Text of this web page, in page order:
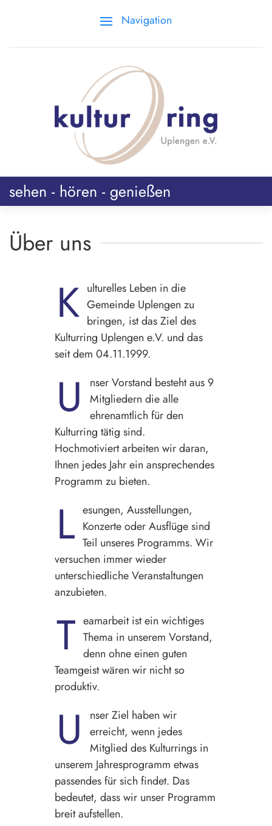
Navigation
sehen - hören - genießen
Über uns
K ulturelles Leben in die
Gemeinde Uplengen zu
bringen, ist das Ziel des
Kulturring Uplengen e.V. und das
seit dem 04.11.1999.
U
nser Vorstand besteht aus 9
Mitgliedern die alle
ehrenamtlich für den
Kulturring tätig sind.
Hochmotiviert arbeiten wir daran,
Ihnen jedes Jahr ein ansprechendes
Programm zu bieten.
L esungen, Ausstellungen,
Konzerte oder Ausflüge sind
Teil unseres Programms. Wir
versuchen immer wieder
unterschiedliche Veranstaltungen
anzubieten.
T eamarbeit ist ein wichtiges
Thema in unserem Vorstand,
denn ohne einen guten
Teamgeist wären wir nicht so
produktiv.
U
nser Ziel haben wir
erreicht, wenn jedes
Mitglied des Kulturrings in
unserem Jahresprogramm etwas
passendes für sich findet. Das
bedeutet, dass wir unser Programm
breit aufstellen.